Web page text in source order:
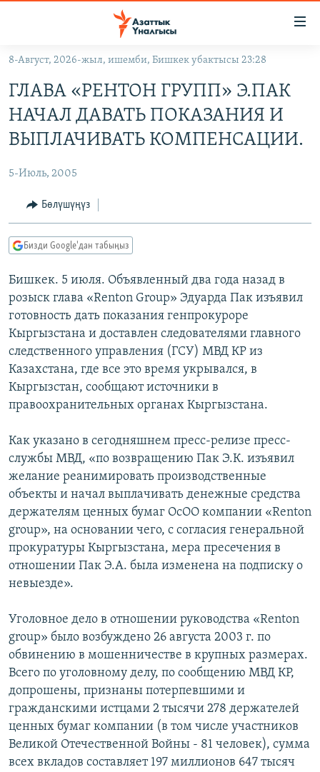
Навигацияга
өтүңүз
салыңызКЫРГЫЗСТАН
ЭКОНОМИКА
МАДАНИЯТ
БОРБОР АЗИЯ
АТАЙЫН ИЛИКТӨӨ
ТВ ПРОГРАММАЛАР
ЭКСПЕРТТЕР ТАЛДАЙТ
БИЗ ЖАНА ДҮЙНӨ
ЭЖЕ-СИҢДИЛЕР
АЗАТТЫК+
ЫҢГАЙСЫЗ СУРООЛОР
ӨЗГӨЧӨ ПИКИР
Русский
ОНЛАЙН ШЕРИНЕ
8-Август, 2026-жыл, ишемби, Бишкек убактысы 23:28
ГЛАВА «РЕНТОН ГРУПП» Э.ПАК
НАЧАЛ ДАВАТЬ ПОКАЗАНИЯ И
ВЫПЛАЧИВАТЬ КОМПЕНСАЦИИ.
5-Июль, 2005
Бөлүшүңүз
Бизди Google'дан табыңыз
Бишкек. 5 июля. Объявленный два года назад в
розыск глава «Renton Group» Эдуарда Пак изъявил
готовность дать показания генпрокуроре
Кыргызстана и доставлен следователями главного
следственного управления (ГСУ) МВД КР из
Казахстана, где все это время укрывался, в
Кыргызстан, сообщают источники в
правоохранительных органах Кыргызстана.
Как указано в сегодняшнем пресс-релизе пресс-
службы МВД, «по возвращению Пак Э.К. изъявил
желание реанимировать производственные
объекты и начал выплачивать денежные средства
держателям ценных бумаг ОсОО компании «Renton
group», на основании чего, с согласия генеральной
прокуратуры Кыргызстана, мера пресечения в
отношении Пак Э.А. была изменена на подписку о
невыезде».
Уголовное дело в отношении руководства «Renton
group» было возбуждено 26 августа 2003 г. по
обвинению в мошенничестве в крупных размерах.
Всего по уголовному делу, по сообщению МВД КР,
допрошены, признаны потерпевшими и
гражданскими истцами 2 тысячи 278 держателей
ценных бумаг компании (в том числе участников
Великой Отечественной Войны - 81 человек), сумма
всех вкладов составляет 197 миллионов 647 тысяч